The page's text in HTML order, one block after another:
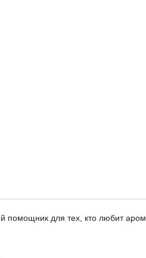
помощник для тех, кто любит